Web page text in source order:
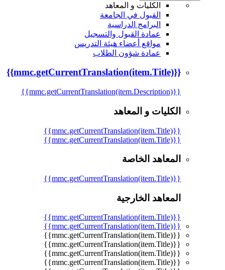
الكليات و المعاهد
القبول في الجامعة
البرامج الدراسية
عمادة القبول والتسجيل
مواقع أعضاء هيئة التدريس
عمادة شؤون الطلاب
{{mmc.getCurrentTranslation(item.Title)}}
{{mmc.getCurrentTranslation(item.Description)}}
الكليات و المعاهد
{{mmc.getCurrentTranslation(item.Title)}}
{{mmc.getCurrentTranslation(item.Title)}}
المعاهد الخاصة
{{mmc.getCurrentTranslation(item.Title)}}
المعاهد الخارجية
{{mmc.getCurrentTranslation(item.Title)}}
{{mmc.getCurrentTranslation(item.Title)}}
{{mmc.getCurrentTranslation(item.Title)}}
{{mmc.getCurrentTranslation(item.Title)}}
{{mmc.getCurrentTranslation(item.Title)}}
{{mmc.getCurrentTranslation(item.Title)}}